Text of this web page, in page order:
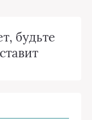
будьте